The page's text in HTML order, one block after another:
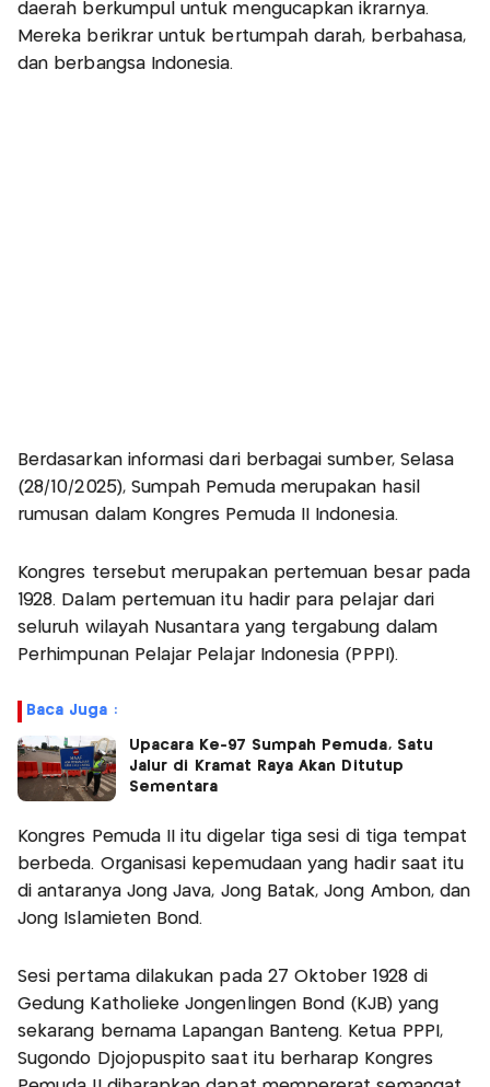
daerah berkumpul untuk mengucapkan ikrarnya.
Mereka berikrar untuk bertumpah darah, berbahasa,
dan berbangsa Indonesia.
Berdasarkan informasi dari berbagai sumber, Selasa
(28/10/2025), Sumpah Pemuda merupakan hasil
rumusan dalam Kongres Pemuda II Indonesia.
Kongres tersebut merupakan pertemuan besar pada
1928. Dalam pertemuan itu hadir para pelajar dari
seluruh wilayah Nusantara yang tergabung dalam
Perhimpunan Pelajar Pelajar Indonesia (PPPI).
Baca Juga :
Upacara Ke-97 Sumpah Pemuda, Satu
Jalur di Kramat Raya Akan Ditutup
Sementara
Kongres Pemuda II itu digelar tiga sesi di tiga tempat
berbeda. Organisasi kepemudaan yang hadir saat itu
di antaranya Jong Java, Jong Batak, Jong Ambon, dan
Jong Islamieten Bond.
Sesi pertama dilakukan pada 27 Oktober 1928 di
Gedung Katholieke Jongenlingen Bond (KJB) yang
sekarang bernama Lapangan Banteng. Ketua PPPI,
Sugondo Djojopuspito saat itu berharap Kongres